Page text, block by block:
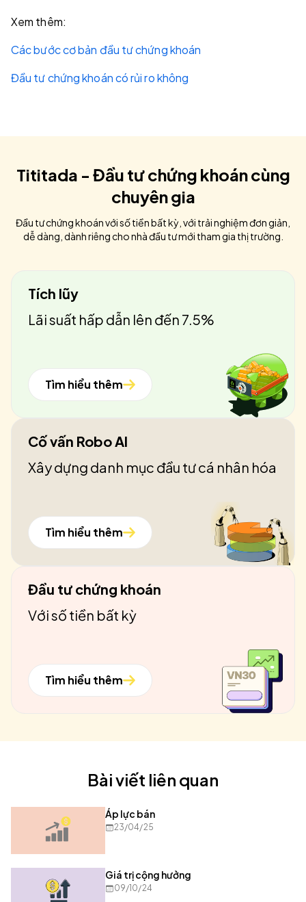
Xem thêm:
Các bước cơ bản đầu tư chứng khoán
Đầu tư chứng khoán có rủi ro không
Tititada - Đầu tư chứng khoán cùng
chuyên gia
Đầu tư chứng khoán với số tiền bất kỳ, với trải nghiệm đơn giản,
dễ dàng, dành riêng cho nhà đầu tư mới tham gia thị trường.
Tích lũy
Lãi suất hấp dẫn lên đến 7.5%
Tìm hiểu thêm
Cố vấn Robo AI
Xây dựng danh mục đầu tư cá nhân hóa
Tìm hiểu thêm
Đầu tư chứng khoán
Với số tiền bất kỳ
Tìm hiểu thêm
Bài viết liên quan
Áp lực bán
23/04/25
Giá trị cộng hưởng
09/10/24